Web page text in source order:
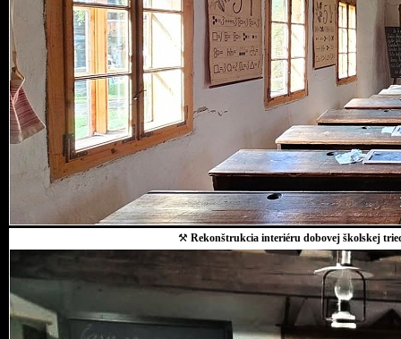
⚒ Rekonštrukcia interiéru dobovej školskej